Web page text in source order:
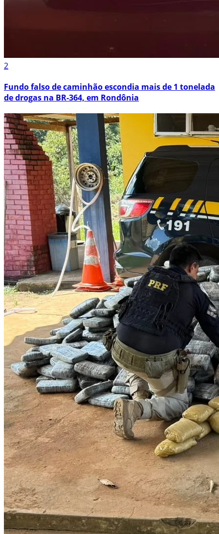
2
Fundo falso de caminhão escondia mais de 1 tonelada
de drogas na BR-364, em Rondônia